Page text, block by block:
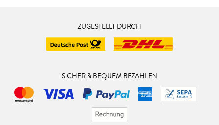
ZUGESTELLT DURCH
SICHER & BEQUEM BEZAHLEN